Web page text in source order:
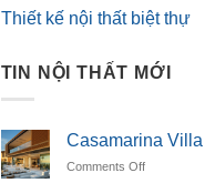
Thiết kế nội thất biệt thự
TIN NỘI THẤT MỚI
Casamarina Villa
Comments Offon